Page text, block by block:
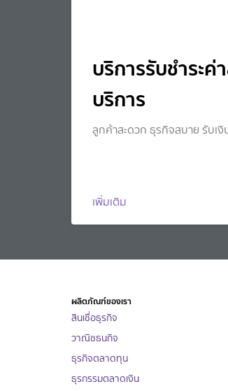
บริการรับชำระค่
บริการ
ลูกค้าสะดวก ธุรกิจสบาย รับเงิ
เพิ่มเติม
ผลิตภัณฑ์ของเรา
สินเชื่อธุรกิจ
วาณิชธนกิจ
ธุรกิจตลาดทุน
ธุรกรรมตลาดเงิน